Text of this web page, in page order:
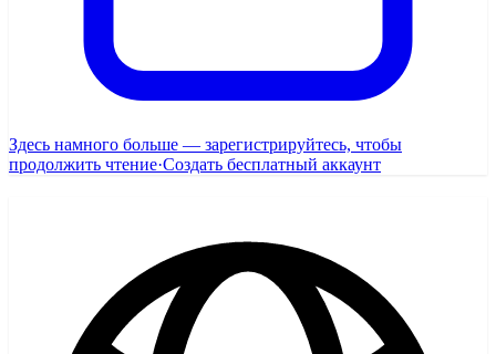
Здесь намного больше — зарегистрируйтесь, чтобы
продолжить чтение·Создать бесплатный аккаунт